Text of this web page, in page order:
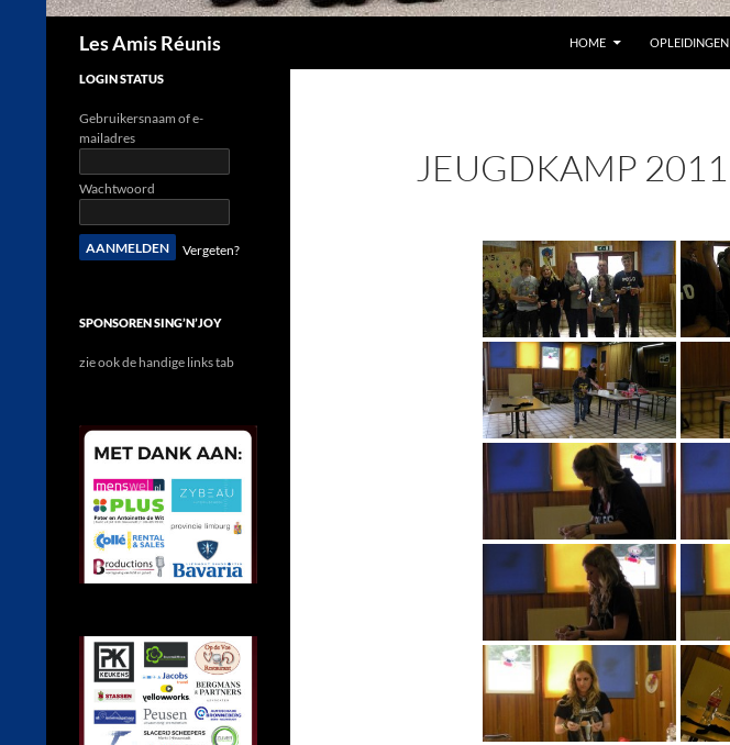
Les Amis Réunis HOME OPLEIDINGEN
JEUGDKAMP 2011
LOGIN STATUS
Gebruikersnaam of e-
mailadres
Wachtwoord
Vergeten?
SPONSOREN SING’N’JOY
zie ook de handige links tab